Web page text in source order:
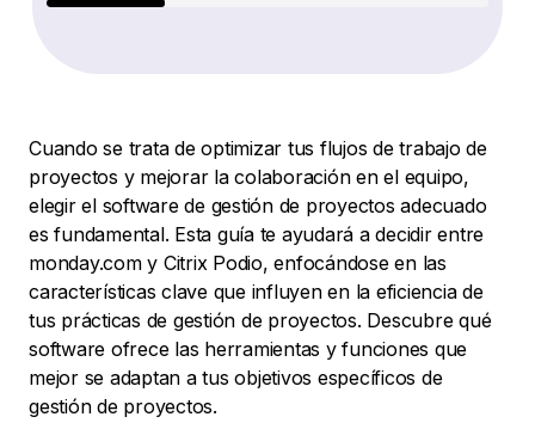
Cuando se trata de optimizar tus flujos de trabajo de
proyectos y mejorar la colaboración en el equipo,
elegir el software de gestión de proyectos adecuado
es fundamental. Esta guía te ayudará a decidir entre
monday.com y Citrix Podio, enfocándose en las
características clave que influyen en la eficiencia de
tus prácticas de gestión de proyectos. Descubre qué
software ofrece las herramientas y funciones que
mejor se adaptan a tus objetivos específicos de
gestión de proyectos.